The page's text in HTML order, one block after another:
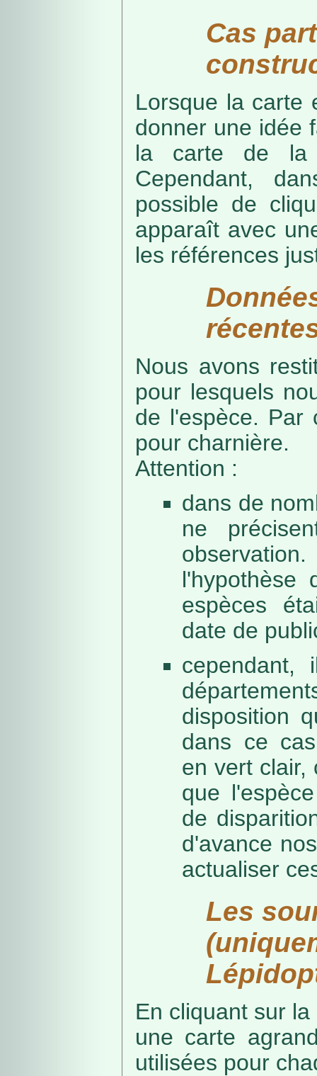
Cas
Lorsque la carte
donner une idée
la carte de la
Cependant,
possible de
apparaît avec
les références
Nous avons
pour lesquels
de l'espèce. Par
pour charnière.
Attention :
dans de
ne
l'hypothèse
espèces
date de
cependant,
disposition
dans ce
en vert clair,
que
de
d'avance
actualiser
Les
En cliquant sur
une carte
utilisées pour